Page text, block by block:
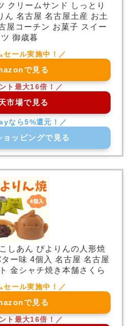
クリームサンド しっとり
ん 名古屋 名古屋土産 お土
屋コーチン お菓子 スイー
ツ 御歳暮
で見る
市場で見る
ッピングで見る
しあん ぴよりんの人形焼
ー味 4個入 名古屋 名古屋
金シャチ焼き本舗さくら
で見る